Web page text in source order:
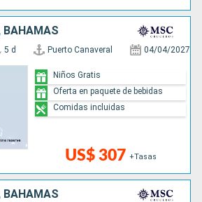
BAHAMAS
5 d Puerto Canaveral 04/04/2027
US$ 307 +Tasas
Niños Gratis
Oferta en paquete de bebidas
Comidas incluidas
BAHAMAS